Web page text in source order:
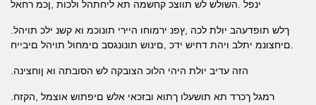
ינפל .השולש לש תווצכ קחשמה תא ליחתהל ולכות ,ןכמ רחאל
.םיחצונמ יתלב ויהת דחיש ידכ ,םינוש תונונגסב םימחול תויהל םיבייח
.הזה עדיב יולת היהי הלוכ הצובקה לש הסובתה וא ןוחצינה